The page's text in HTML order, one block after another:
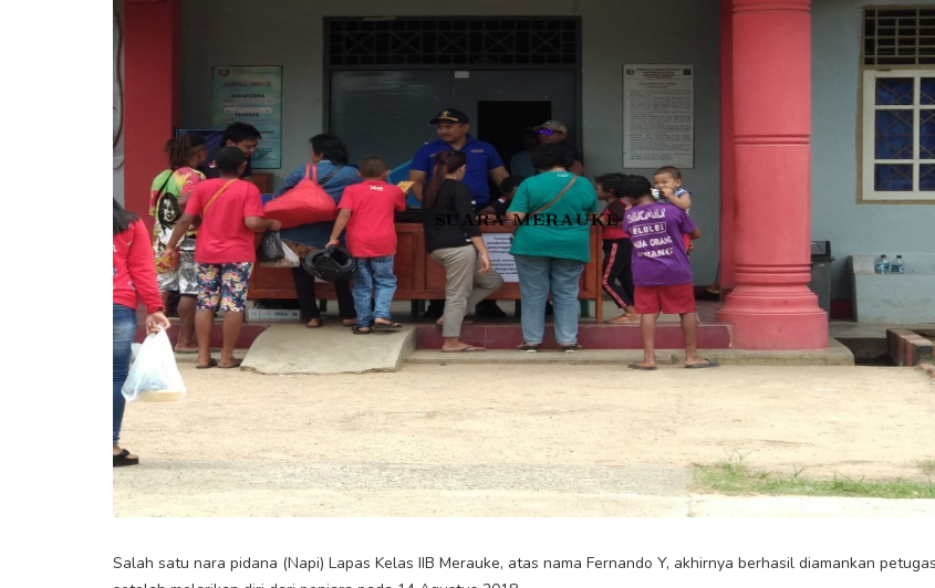
Salah satu nara pidana (Napi) Lapas Kelas IIB Merauke, atas nama Fernando Y, akhirnya berhasil diamankan petugas